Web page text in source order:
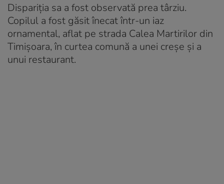
Dispariția sa a fost observată prea târziu.
Copilul a fost găsit înecat într-un iaz
ornamental, aflat pe strada Calea Martirilor din
Timișoara, în curtea comună a unei creşe şi a
unui restaurant.